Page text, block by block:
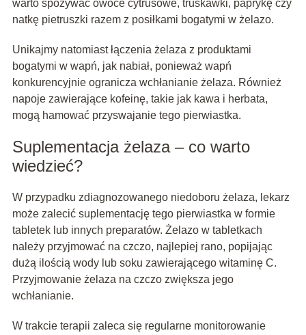
warto spożywać owoce cytrusowe, truskawki, paprykę czy
natkę pietruszki razem z posiłkami bogatymi w żelazo.
Unikajmy natomiast łączenia żelaza z produktami
bogatymi w wapń, jak nabiał, ponieważ wapń
konkurencyjnie ogranicza wchłanianie żelaza. Również
napoje zawierające kofeinę, takie jak kawa i herbata,
mogą hamować przyswajanie tego pierwiastka.
Suplementacja żelaza – co warto
wiedzieć?
W przypadku zdiagnozowanego niedoboru żelaza, lekarz
może zalecić suplementację tego pierwiastka w formie
tabletek lub innych preparatów. Żelazo w tabletkach
należy przyjmować na czczo, najlepiej rano, popijając
dużą ilością wody lub soku zawierającego witaminę C.
Przyjmowanie żelaza na czczo zwiększa jego
wchłanianie.
W trakcie terapii zaleca się regularne monitorowanie